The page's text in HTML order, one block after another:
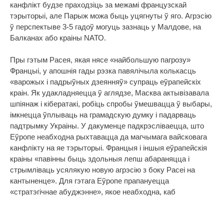
канфлікт будзе праходзіць за межамі французскай
тэрыторыі, але Парыж можа быць уцягнуты ў яго. Агрэсію
ў перспектыве 3-5 гадоў могуць зазнаць у Малдове, на
Балканах або краіны NАТО.
Пры гэтым Расея, якая нясе «найбольшую пагрозу»
Францыі, у апошнія гады рэзка павялічыла колькасць
«варожых і падрыўных дзеянняў» супраць еўрапейскіх
краін. Як удакладняецца ў аглядзе, Масква актывізавала
шпіянаж і кібератакі, робіць спробы ўмешвацца ў выбары,
імкнецца ўплываць на грамадскую думку і падарваць
падтрымку Украіны. У дакуменце падкрэсліваецца, што
Еўропе неабходна рыхтавацца да магчымага вайсковага
канфлікту на яе тэрыторыі. Францыя і іншыя еўрапейскія
краіны «павінны быць здольныя лепш абараняцца і
стрымліваць усялякую новую агрэсію з боку Расеі на
кантыненце». Для гэтага Еўропе прапануецца
«стратэгічнае абуджэнне», якое неабходна, каб